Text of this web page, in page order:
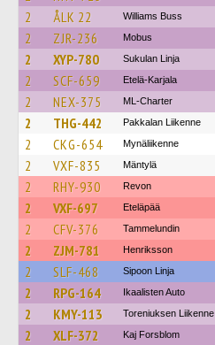
2 ÅLK 22 Williams Buss
2 ZJR-236 Mobus
2 XYP-780 Sukulan Linja
2 SCF-659 Etelä-Karjala
2 NEX-375 ML-Charter
2 THG-442 Pakkalan Liikenne
2 CKG-654 Mynäliikenne
2 VXF-835 Mäntylä
2 RHY-930 Revon
2 VXF-697 Eteläpää
2 CFV-376 Tammelundin
2 ZJM-781 Henriksson
2 SLF-468 Sipoon Linja
2 RPG-164 Ikaalisten Auto
2 KMY-113 Toreniuksen Liikenne
2 XLF-372 Kaj Forsblom